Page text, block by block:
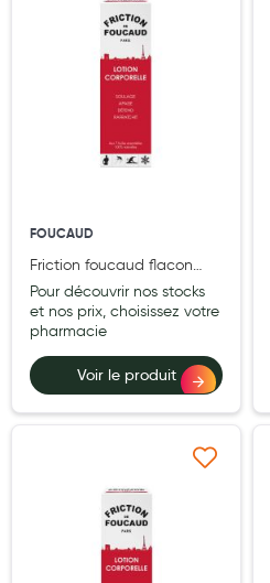
Hygiène nasale
Antibactériens
Nutrition clinique
Piqûres insectes
Soins jambes lourdes
Contention veineuse
Accessoires pieds et semelles
Douleurs articulaires et musculaires
Santé séniors
FOUCAUD
Friction foucaud flacon
verre 250 ml
Pour découvrir nos stocks
et nos prix, choisissez votre
pharmacie
Voir le produit
Ajouter à ma liste d’envie